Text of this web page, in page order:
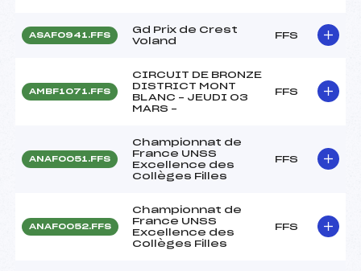
ASAF0941.FFS
Gd Prix de Crest
Voland
FFS
AMBF1071.FFS
CIRCUIT DE BRONZE
DISTRICT MONT
BLANC – JEUDI 03
MARS –
FFS
ANAF0051.FFS
Championnat de
France UNSS
Excellence des
Collèges Filles
FFS
ANAF0052.FFS
Championnat de
France UNSS
Excellence des
Collèges Filles
FFS